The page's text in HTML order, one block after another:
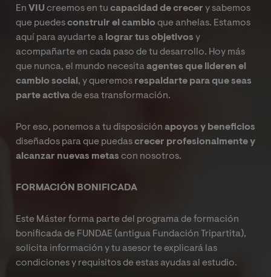
En VIU creemos en tu capacidad de crecer y sabemos
que puedesconstruir el cambio que anhelas. Estamos
aquí para ayudarte a lograr tus objetivos y
acompañarte en cada paso de tu desarrollo. Hoy más
que nunca, el mundo necesitaagentes que lideren el
cambio social , y queremos respaldarte para que seas
parte activade esa transformación.
Por eso, ponemos a tu disposición apoyos y beneficios
diseñados para que puedascrecer profesionalmente y
alcanzar nuevas metas con nosotros.
FORMACIÓN BONIFICADA
Este Máster forma parte del programa de formación
bonificada de FUNDAE (antigua Fundación Tripartita),
solicita información y tu asesor te explicará las
condiciones y requisitos de estas ayudas al estudio.